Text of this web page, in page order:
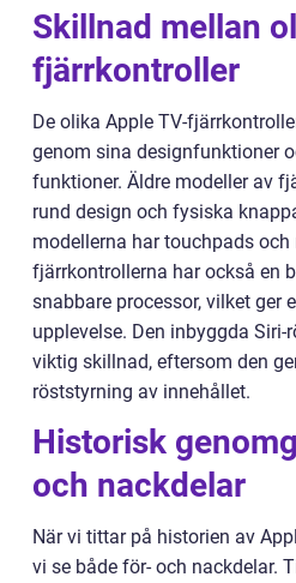
Skillnad mellan
fjärrkontroller
De olika Apple TV-
genom sina designfunktioner
funktioner. Äldre modeller av
rund design och fysiska
modellerna har touchpads
fjärrkontrollerna har också en
snabbare processor, vilket ger
upplevelse. Den inbyggda
viktig skillnad, eftersom den
röststyrning av innehållet.
Historisk
och nackdelar
När vi tittar på historien av
vi se både för- och nackdelar.